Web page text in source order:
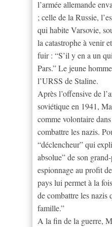
l’armée allemande
; celle de la Russie,
qui habite Varsovie,
la catastrophe à venir
fuir : “S’il y en a un
Pars.” Le jeune
l’URSS de Staline.
Après l’offensive de
soviétique en 1941,
comme volontaire
combattre les nazis.
“déclencheur” qui
absolue” de son
espionnage au profit
pays lui permet à la
de combattre les nazis
famille.”
A la fin de la guerre,